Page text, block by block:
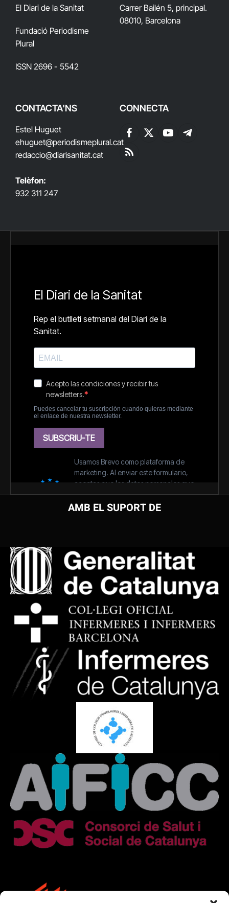
El Diari de la Sanitat
Fundació Periodisme
Plural
ISSN 2696 - 5542
Carrer Bailén 5, principal.
08010, Barcelona
CONTACTA'NS
Estel Huguet
ehuguet@periodismeplural.cat
redaccio@diarisanitat.cat
Telèfon:
932 311 247
CONNECTA
Facebook
X
YouTubeTelegram
RSS
AMB EL SUPORT DE